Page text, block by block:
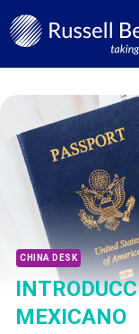
CHINA DESK
MEXICANO